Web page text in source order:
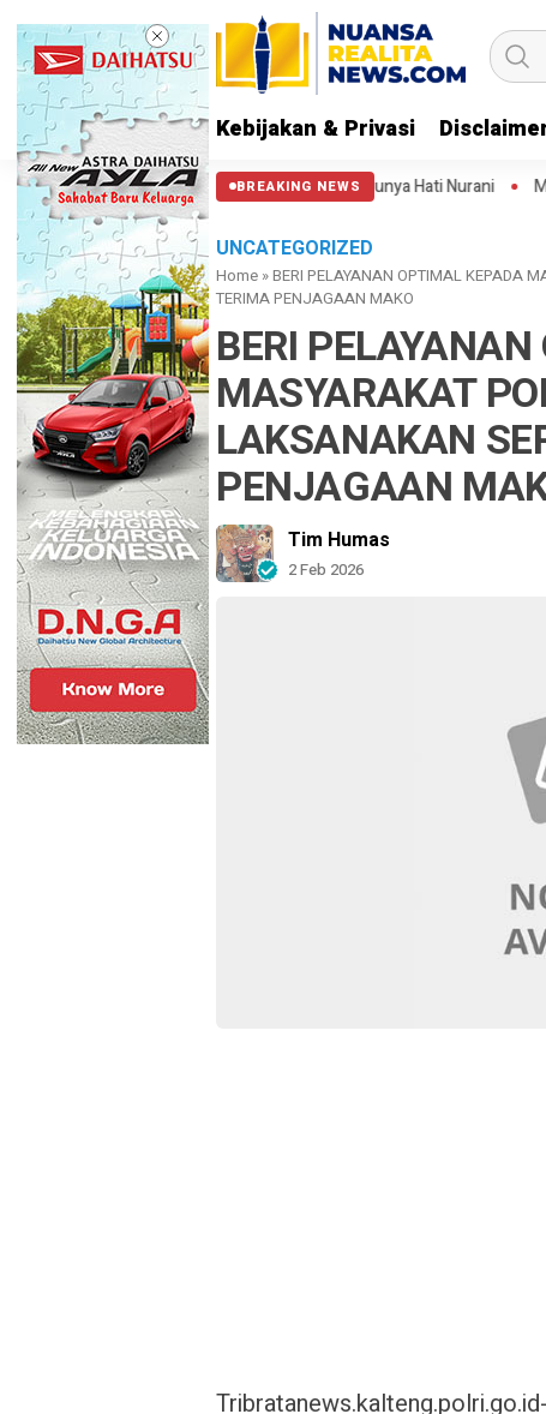
Kebijakan & Privasi
BREAKING NEWS
Kuda: Semoga Aparat Punya Hati Nurani Massa Reuni 212
UNCATEGORIZED
Home »BERI PELAYANAN OPTIMAL KEPADA
TERIMA PENJAGAAN MAKO
BERI
MASYARAKAT
LAKSANAKAN
PENJAGAAN
Tim Humas
2 Feb 2026